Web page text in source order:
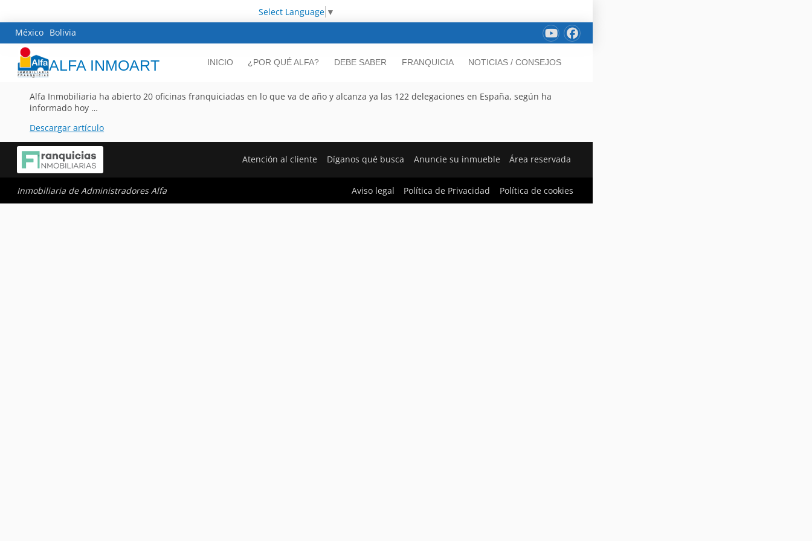
Select Language ▼
México Bolivia
ALFA INMOART INICIO ¿POR QUÉ ALFA? DEBE SABER FRANQUICIA NOTICIAS / CONSEJOS
Alfa Inmobiliaria ha abierto 20 oficinas franquiciadas en lo que va de año y alcanza ya las 122 delegaciones en España, según ha
informado hoy …
Descargar artículo
Atención al cliente Díganos qué busca Anuncie su inmueble Área reservada
Inmobiliaria de Administradores Alfa Aviso legal Política de Privacidad Política de cookies